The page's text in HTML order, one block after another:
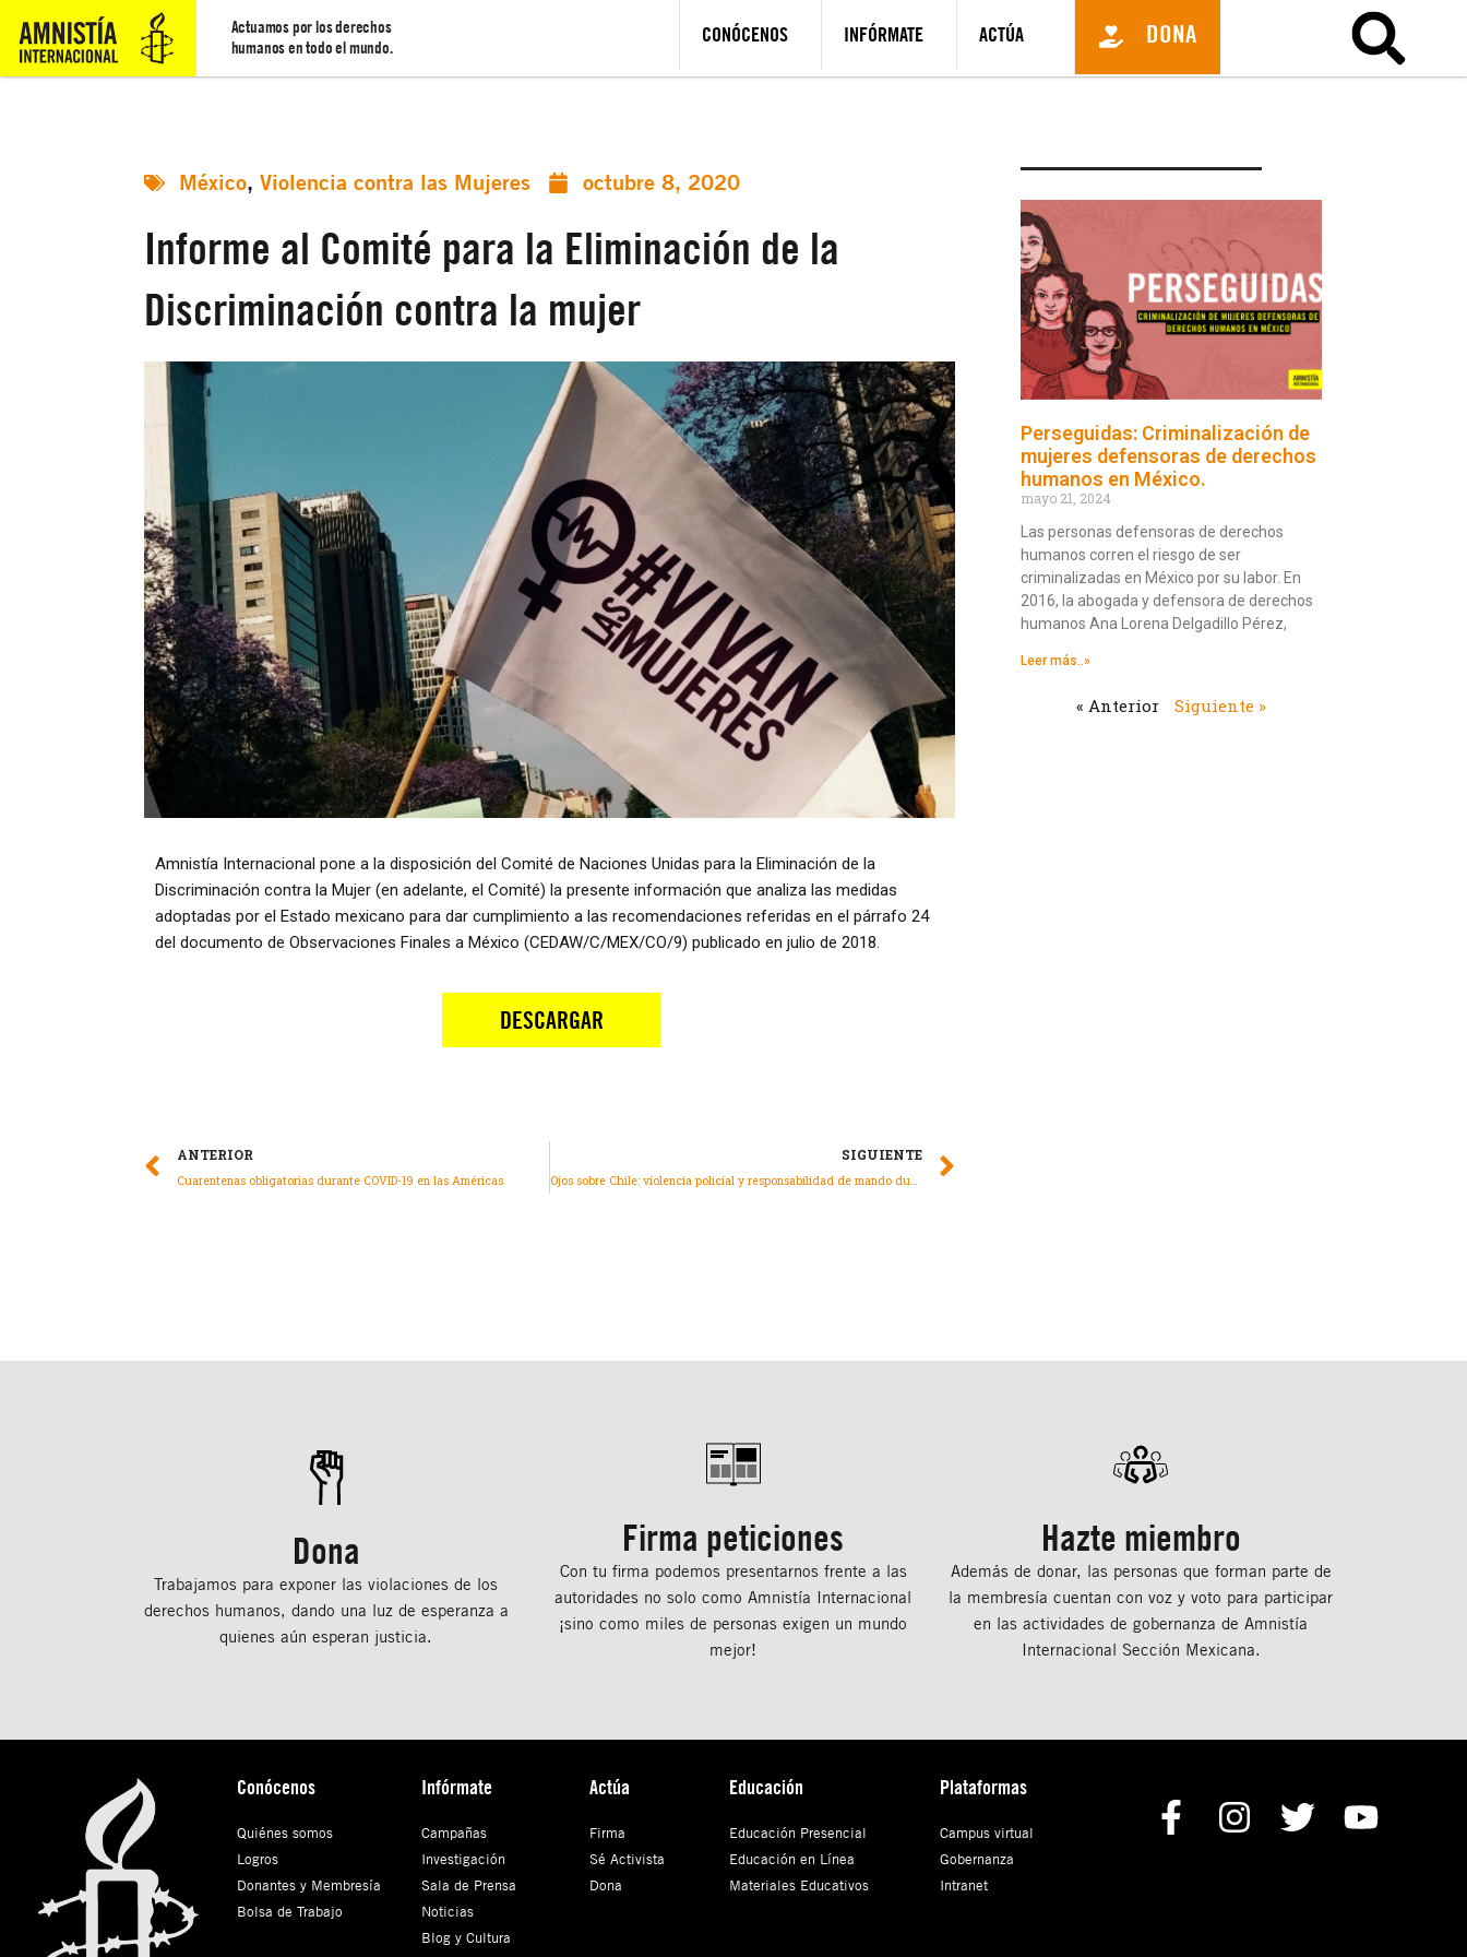
Actuamos por los derechos
humanos en todo el mundo.
CONÓCENOS INFÓRMATE ACTÚA DONA
México, Violencia contra las Mujeres octubre 8, 2020
Informe al Comité para la Eliminación de la
Discriminación contra la mujer
Amnistía Internacional pone a la disposición del Comité de Naciones Unidas para la Eliminación de la
Discriminación contra la Mujer (en adelante, el Comité) la presente información que analiza las medidas
adoptadas por el Estado mexicano para dar cumplimiento a las recomendaciones referidas en el párrafo 24
del documento de Observaciones Finales a México (CEDAW/C/MEX/CO/9) publicado en julio de 2018.
ANTERIOR
Cuarentenas obligatorias durante COVID-19 en las Américas
SIGUIENTE
Perseguidas: Criminalización de
mujeres defensoras de derechos
humanos en México.
mayo 21, 2024
Las personas defensoras de derechos
humanos corren el riesgo de ser
criminalizadas en México por su labor. En
2016, la abogada y defensora de derechos
humanos Ana Lorena Delgadillo Pérez,
Leer más..»
« Anterior Siguiente »
Dona
Trabajamos para exponer las violaciones de los
derechos humanos, dando una luz de esperanza a
quienes aún esperan justicia.
Firma peticiones
Con tu ﬁrma podemos presentarnos frente a las
autoridades no solo como Amnistía Internacional
¡sino como miles de personas exigen un mundo
mejor!
Hazte miembro
Además de donar, las personas que forman parte de
la membresía cuentan con voz y voto para participar
en las actividades de gobernanza de Amnistía
Internacional Sección Mexicana.
Conócenos
Quiénes somos
Logros
Donantes y Membresía
Bolsa de Trabajo
Infórmate
Campañas
Investigación
Sala de Prensa
Noticias
Blog y Cultura
Actúa
Firma
Sé Activista
Dona
Educación
Educación Presencial
Educación en Línea
Materiales Educativos
Plataformas
Campus virtual
Gobernanza
Intranet